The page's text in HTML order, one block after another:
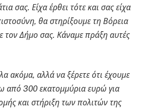
σας. Είχα έρθει τότε και σας είχα
θα στηρίξουμε τη Βόρεια
τον Δήμο σας. Κάναμε πράξη αυτές
ακόμα, αλλά να ξέρετε ότι έχουμε
από 300 εκατομμύρια ευρώ για
και στήριξη των πολιτών της